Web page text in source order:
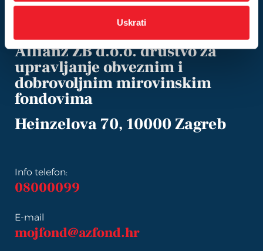
Uskrati
Allianz ZB d.o.o. društvo za
upravljanje obveznim i
dobrovoljnim mirovinskim
fondovima
Heinzelova 70, 10000 Zagreb
Info telefon:
08000099
E-mail
mojfond@azfond.hr